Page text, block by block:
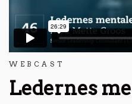
WEBCAST
Ledernes